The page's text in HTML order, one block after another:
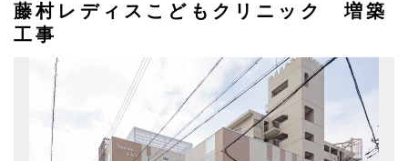
藤村レディスこどもクリニック 増築
工事